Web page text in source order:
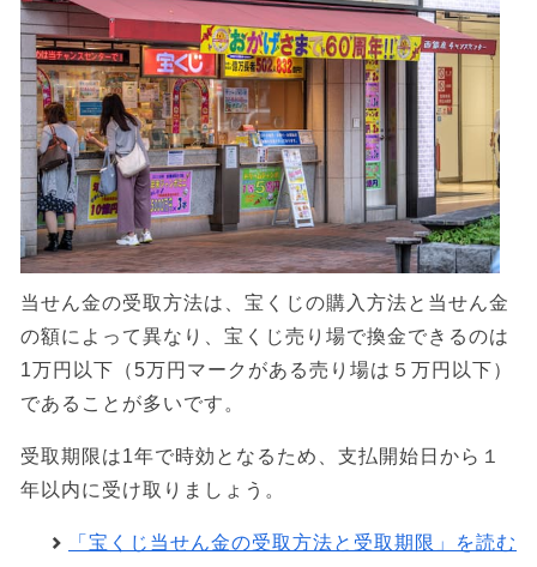
当せん金の受取方法は、宝くじの購入方法と当せん金
の額によって異なり、宝くじ売り場で換金できるのは
1万円以下（5万円マークがある売り場は５万円以下）
であることが多いです。
受取期限は1年で時効となるため、支払開始日から１
年以内に受け取りましょう。
「宝くじ当せん金の受取方法と受取期限」を読む